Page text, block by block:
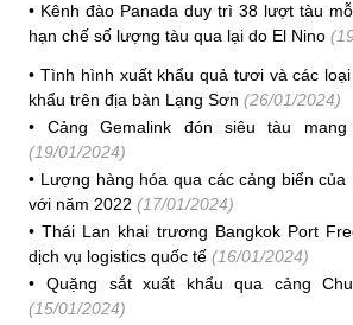
• Kênh đào Panada duy trì 38 lượt tàu
hạn chế số lượng tàu qua lại do El Nino
•Tình hình xuất khẩu quả tươi và các
khẩu trên địa bàn Lạng Sơn (26/01/2024)
• Cảng Gemalink đón siêu tàu
(19/01/2024)
• Lượng hàng hóa qua các cảng biển
với năm 2022 (17/01/2024)
•Thái Lan khai trương Bangkok Port
dịch vụ logistics quốc tế (16/01/2024)
•Quặng sắt xuất khẩu qua cảng
(15/01/2024)